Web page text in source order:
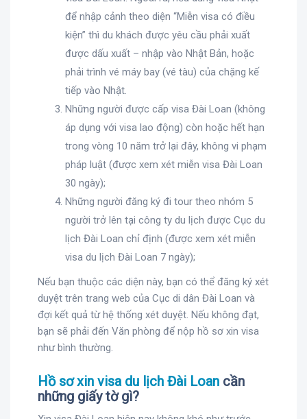
để nhập cảnh theo diện “Miễn visa có điều
kiện” thì du khách được yêu cầu phải xuất
được dấu xuất – nhập vào Nhật Bản, hoặc
phải trình vé máy bay (vé tàu) của chặng kế
tiếp vào Nhật.
Những người được cấp visa Đài Loan (không
áp dụng với visa lao động) còn hoặc hết hạn
trong vòng 10 năm trở lại đây, không vi phạm
pháp luật (được xem xét miễn visa Đài Loan
30 ngày);
Những người đăng ký đi tour theo nhóm 5
người trở lên tại công ty du lịch được Cục du
lịch Đài Loan chỉ định (được xem xét miễn
visa du lịch Đài Loan 7 ngày);
Nếu bạn thuộc các diện này, bạn có thể đăng ký xét
duyệt trên trang web của Cục di dân Đài Loan và
đợi kết quả từ hệ thống xét duyệt. Nếu không đạt,
bạn sẽ phải đến Văn phòng để nộp hồ sơ xin visa
như bình thường.
Hồ sơ xin visa du lịch Đài Loan cần
những giấy tờ gì?